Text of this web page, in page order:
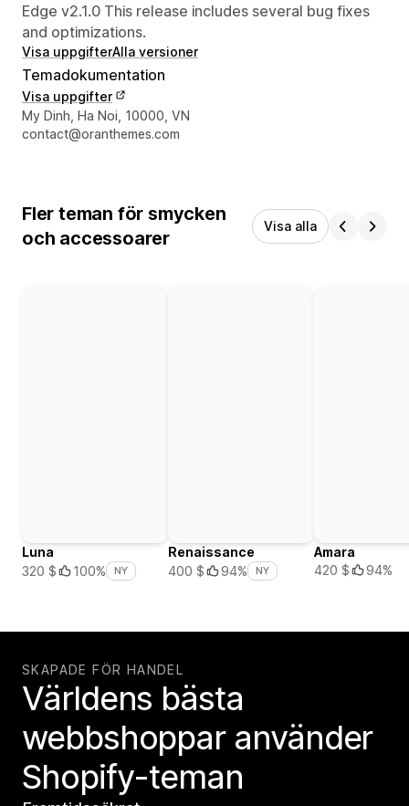
Edge v2.1.0 This release includes several bug fixes
and optimizations.
Visa uppgifterAlla versioner
Temadokumentation
Visa uppgifter
Designerns kontaktuppgifter
My Dinh, Ha Noi, 10000, VN
contact@oranthemes.com
Fler teman för smycken
och accessoarer
Visa alla
Luna
320 $
100% NY
Renaissance
400 $
94% NY
Amara
420 $
94%
SKAPADE FÖR HANDEL
Världens bästa
webbshoppar använder
Shopify-teman